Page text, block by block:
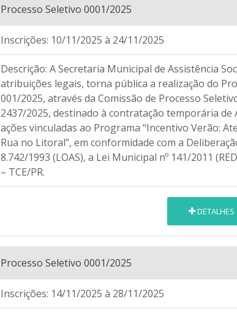
Processo Seletivo 0001/2025
Inscrições: 10/11/2025 à 24/11/2025
Descrição: A Secretaria Municipal de Assistência
atribuições legais, torna pública a realização do
001/2025, através da Comissão de Processo
2437/2025, destinado à contratação temporária de
ações vinculadas ao Programa “Incentivo Verão:
Rua no Litoral”, em conformidade com a
8.742/1993 (LOAS), a Lei Municipal nº 141/2011
– TCE/PR.
DETALHES
Processo Seletivo 0001/2025
Inscrições: 14/11/2025 à 28/11/2025